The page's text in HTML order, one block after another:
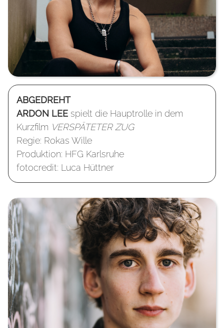
ABGEDREHT
ARDON LEE spielt die Hauptrolle in dem
Kurzfilm VERSPÄTETER ZUG
Regie: Rokas Wille
Produktion: HFG Karlsruhe
fotocredit: Luca Hüttner